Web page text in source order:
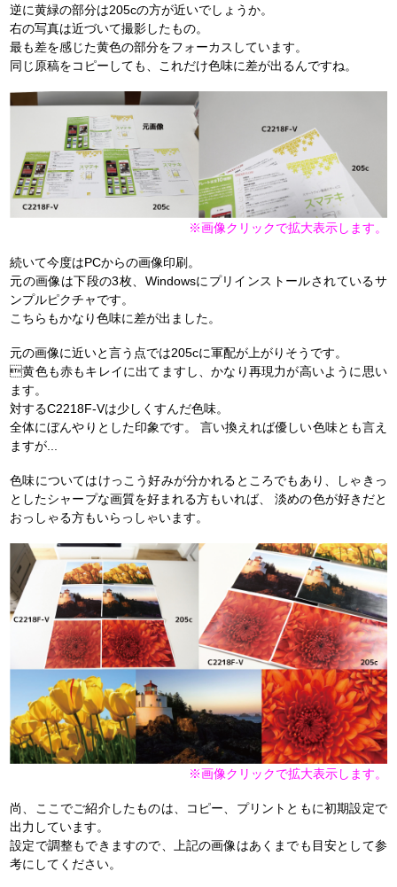
逆に黄緑の部分は205cの方が近いでしょうか。
右の写真は近づいて撮影したもの。
最も差を感じた黄色の部分をフォーカスしています。
同じ原稿をコピーしても、これだけ色味に差が出るんですね。
※画像クリックで拡大表示します。
続いて今度はPCからの画像印刷。
元の画像は下段の3枚、Windowsにプリインストールされているサ
ンプルピクチャです。
こちらもかなり色味に差が出ました。
元の画像に近いと言う点では205cに軍配が上がりそうです。
黄色も赤もキレイに出てますし、かなり再現力が高いように思い
ます。
対するC2218F-Vは少しくすんだ色味。
全体にぼんやりとした印象です。 言い換えれば優しい色味とも言え
ますが...
色味についてはけっこう好みが分かれるところでもあり、しゃきっ
としたシャープな画質を好まれる方もいれば、 淡めの色が好きだと
おっしゃる方もいらっしゃいます。
※画像クリックで拡大表示します。
尚、ここでご紹介したものは、コピー、プリントともに初期設定で
出力しています。
設定で調整もできますので、上記の画像はあくまでも目安として参
考にしてください。